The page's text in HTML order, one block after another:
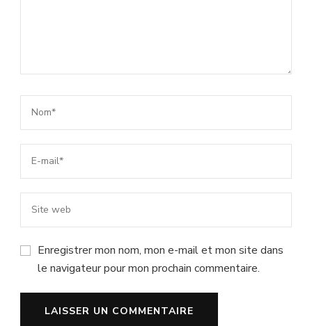
Enregistrer mon nom, mon e-mail et mon site dans
le navigateur pour mon prochain commentaire.